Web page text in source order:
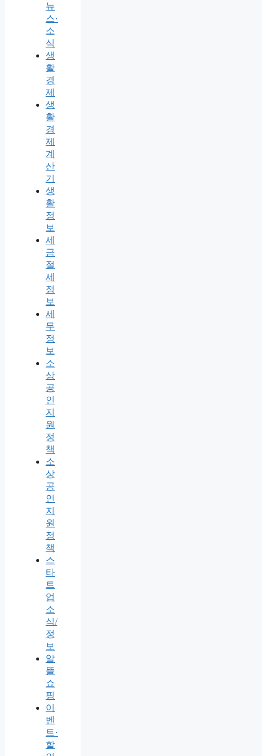
뉴
스·
소
식
생
활
경
제
생
활
경
제
계
산
기
생
활
정
보
세
금
절
세
정
보
세
무
정
보
소
상
공
인
지
원
정
책
소
상
공
인
지
원
정
책
스
타
트
업
소
식/
정
보
알
뜰
쇼
핑
이
벤
트·
할